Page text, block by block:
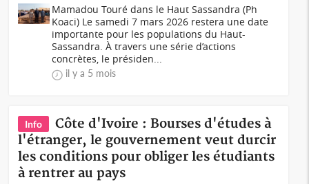
Mamadou Touré dans le Haut Sassandra (Ph
Koaci) Le samedi 7 mars 2026 restera une date
importante pour les populations du Haut-
Sassandra. À travers une série d’actions
concrètes, le présiden...
il y a 5 mois
Info
Côte d'Ivoire : Bourses d'études à
l'étranger, le gouvernement veut durcir
les conditions pour obliger les étudiants
à rentrer au pays